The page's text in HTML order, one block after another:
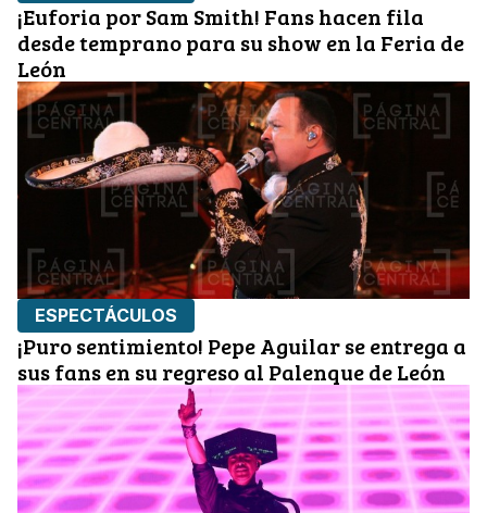
¡Euforia por Sam Smith! Fans hacen fila
desde temprano para su show en la Feria de
León
ESPECTÁCULOS
¡Puro sentimiento! Pepe Aguilar se entrega a
sus fans en su regreso al Palenque de León